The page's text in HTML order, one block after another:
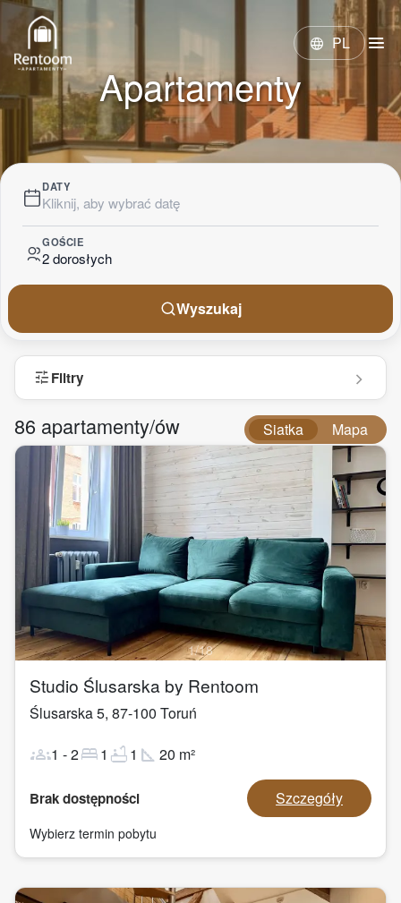
language PL menu
Apartamenty
DATY
Kliknij, aby wybrać datę
GOŚCIE
2 dorosłych
Wyszukaj
tuneFiltry
86 apartamenty/ów Siatka Mapa
1/18
Studio Ślusarska by Rentoom
Ślusarska 5, 87-100 Toruń
groups1 -2bed1 bathtub1 square_foot 20 m²
Brak dostępności Szczegóły
Wybierz termin pobytu